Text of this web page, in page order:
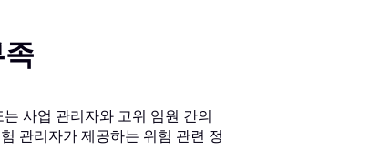
사업 관리자와 고위 임원 간의
관리자가 제공하는 위험 관련 정